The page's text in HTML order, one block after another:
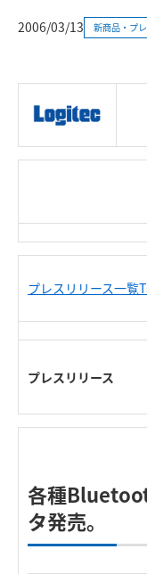
2006/03/13 新商品・プ
プレスリリース一覧
プレスリリース
各種
タ発売。